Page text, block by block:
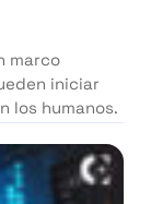
marco
iniciar
los humanos.